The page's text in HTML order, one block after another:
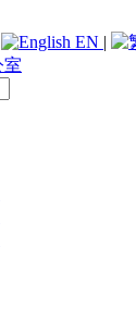
EN |